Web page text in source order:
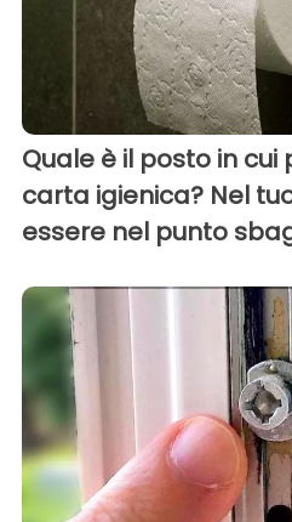
Quale è il posto in cui
carta igienica? Nel
essere nel punto